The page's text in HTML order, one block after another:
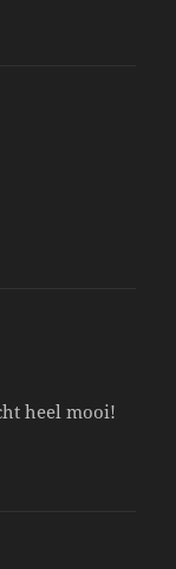
heel mooi!